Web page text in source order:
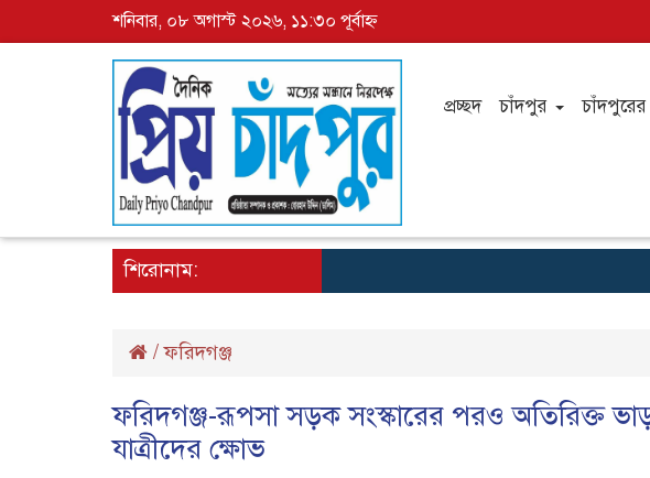
শনিবার, ০৮ অগাস্ট ২০২৬, ১১:৩০ পূর্বাহ্ন
প্রচ্ছদ চাঁদপুর
শিরোনাম:
/ফরিদগঞ্জ
ফরিদগঞ্জ-রূপসা সড়ক সংস্কারের পরও অতিরিক্ত
যাত্রীদের ক্ষোভ